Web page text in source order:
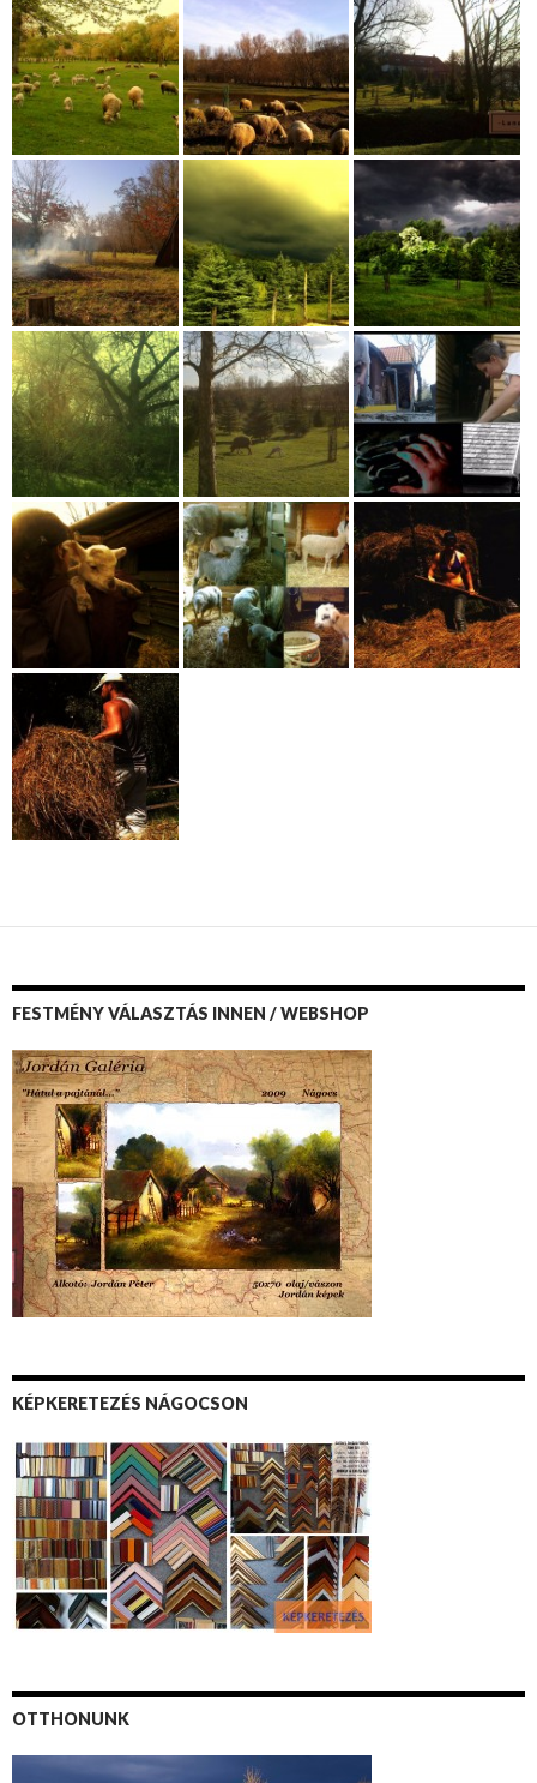
FESTMÉNY VÁLASZTÁS INNEN / WEBSHOP
KÉPKERETEZÉS NÁGOCSON
OTTHONUNK